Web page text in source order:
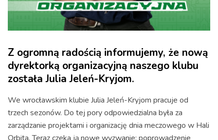
Z ogromną radością informujemy, że nową
dyrektorką organizacyjną naszego klubu
została Julia Jeleń-Kryjom.
We wrocławskim klubie Julia Jeleń-Kryjom pracuje od
trzech sezonów. Do tej pory odpowiedzialna była za
zarządzanie projektami i organizację dnia meczowego w Hali